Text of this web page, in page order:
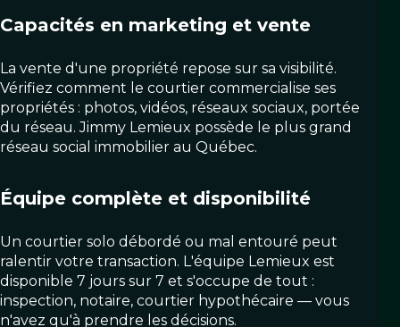
Capacités en marketing et vente
La vente d'une propriété repose sur sa visibilité.
Vérifiez comment le courtier commercialise ses
propriétés : photos, vidéos, réseaux sociaux, portée
du réseau. Jimmy Lemieux possède le plus grand
réseau social immobilier au Québec.
Équipe complète et disponibilité
Un courtier solo débordé ou mal entouré peut
ralentir votre transaction. L'équipe Lemieux est
disponible 7 jours sur 7 et s'occupe de tout :
inspection, notaire, courtier hypothécaire — vous
n'avez qu'à prendre les décisions.